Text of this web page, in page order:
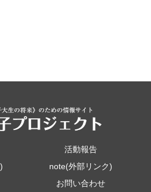
活動報告
note(外部リンク)
お問い合わせ